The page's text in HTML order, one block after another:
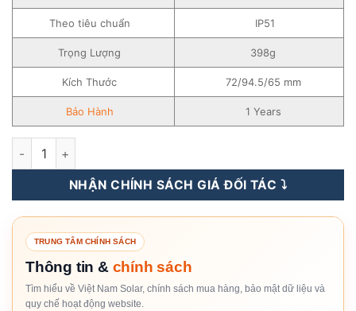
Theo tiêu chuẩn IP51
Trọng Lượng 398g
Kích Thước 72/94.5/65 mm
Bảo Hành 1 Years
Meter - Thiết Bị Đo Đếm Dòng Điện 3 Pha TPM-E Growatt số
NHẬN CHÍNH SÁCH GIÁ ĐỐI TÁC ⤵️
TRUNG TÂM CHÍNH SÁCH
Thông tin & chính sách
Tìm hiểu về Việt Nam Solar, chính sách mua hàng, bảo mật dữ liệu và
quy chế hoạt động website.